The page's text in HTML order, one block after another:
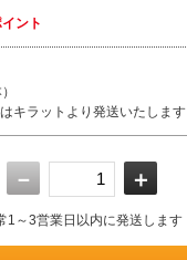
ント
キラットより発送いたします
－ ＋
1～3営業日以内に発送します